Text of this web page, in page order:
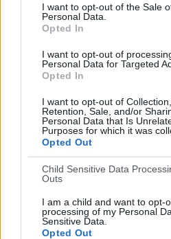
I want to opt-out of the Sale
Personal Data.
Opted In
I want to opt-out of
Personal Data for Targeted
Opted In
I want to opt-out of
Retention, Sale, and/or
Personal Data that Is
Purposes for which it was
Opted Out
Child Sensitive Data
Outs
I am a child and want to opt-
processing of my Personal
Sensitive Data.
Opted Out
10/08/2022 Paulista Sub-20
Elevensports.com
Footters
Ver ranking
PARTIDOS
0
CONSECUTIVOS
3 partidos en local